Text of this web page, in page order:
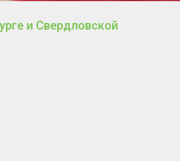
и Свердловской